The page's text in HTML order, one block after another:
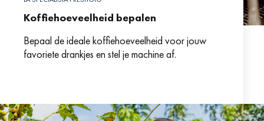
Koffiehoeveelheid bepalen
Bepaal de ideale koffiehoeveelheid voor jouw
favoriete drankjes en stel je machine af.